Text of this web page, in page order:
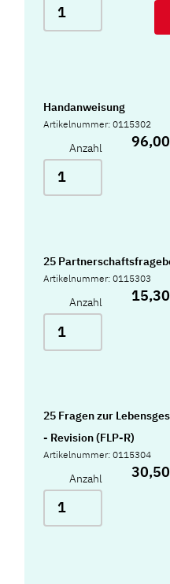
(PL II), 5
Auswertung,
Handanweisung
Artikelnummer: 0115302
Anzahl
25
Artikelnummer: 0115303
Anzahl
25 Fragen zur
- Revision (FLP-R)
Artikelnummer: 0115304
Anzahl